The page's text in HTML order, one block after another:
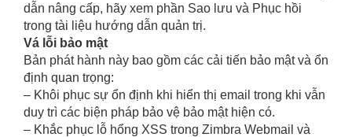
dẫn nâng cấp, hãy xem phần Sao lưu và Phục hồi
trong tài liệu hướng dẫn quản trị.
Vá lỗi bảo mật
Bản phát hành này bao gồm các cải tiến bảo mật và ổn
định quan trọng:
– Khôi phục sự ổn định khi hiển thị email trong khi vẫn
duy trì các biện pháp bảo vệ bảo mật hiện có.
– Khắc phục lỗ hổng XSS trong Zimbra Webmail và